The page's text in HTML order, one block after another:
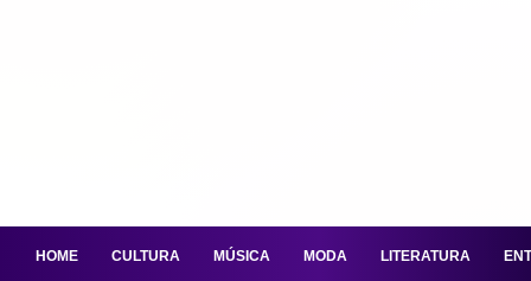
HOME CULTURA MÚSICA MODA LITERATURA